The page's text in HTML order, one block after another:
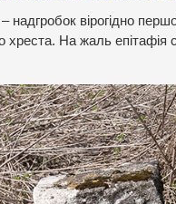
надгробок вірогідно
хреста. На жаль